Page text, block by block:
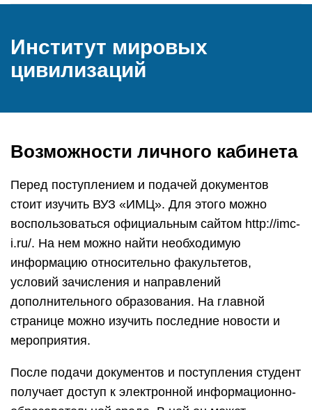
Институт мировых
цивилизаций
Возможности личного кабинета
Перед поступлением и подачей документов
стоит изучить ВУЗ «ИМЦ». Для этого можно
воспользоваться официальным сайтом http://imc-
i.ru/. На нем можно найти необходимую
информацию относительно факультетов,
условий зачисления и направлений
дополнительного образования. На главной
странице можно изучить последние новости и
мероприятия.
После подачи документов и поступления студент
получает доступ к электронной информационно-